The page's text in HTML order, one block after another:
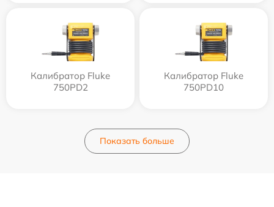
Калибратор Fluke
750PD2
Калибратор Fluke
750PD10
Показать больше